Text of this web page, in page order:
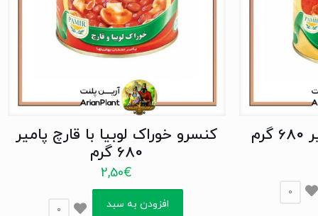
0
کنسرو خوراک لوبیا با قارچ پامیر
680 گرم
2,50€
افزودن به سبد 0